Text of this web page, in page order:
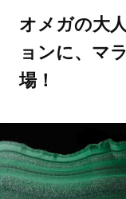
ママとパパに
オメガの大
ョンに、マ
場！